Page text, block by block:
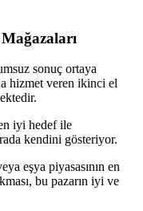
sonuç ortaya
hizmet veren ikinci el
iyi hedef ile
kendini gösteriyor.
eşya piyasasının en
bu pazarın iyi ve